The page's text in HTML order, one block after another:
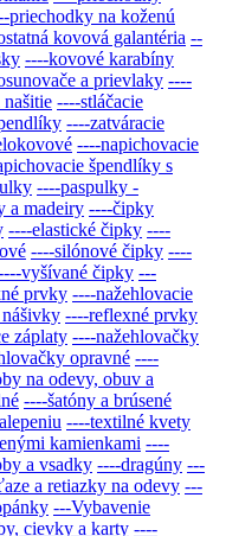
priechodky na koženú
kovová galantéria --
----kovové karabíny
a prievlaky ----
----stláčacie
----zatváracie
----napichovacie
špendlíky s
----paspulky -
a madeiry ----čipky
----elastické čipky ----
----silónové čipky ----
vyšívané čipky ---
prvky ----nažehlovacie
----reflexné prvky
záplaty ----nažehlovačky
opravné ----
na odevy, obuv a
----šatóny a brúsené
----textilné kvety
kamienkami ----
a vsadky ----dragúny ---
a retiazky na odevy ---
---Vybavenie
cievky a karty ----